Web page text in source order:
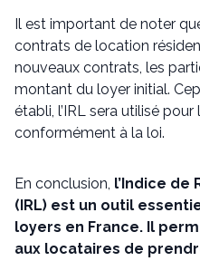
Il est important de noter que
contrats de location
nouveaux contrats, les
montant du loyer initial.
établi, l’IRL sera utilisé
conformément à la loi.
En conclusion, l’Indice de
(IRL) est un outil
loyers en France. Il
aux locataires de